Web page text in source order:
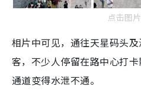
点击图
相片中可见，通往天星码头
客，不少人停留在路中心打
通道变得水泄不通。